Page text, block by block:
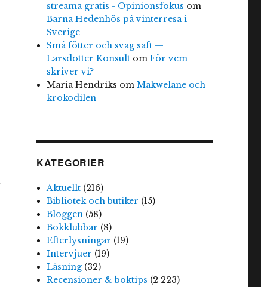
streama gratis - Opinionsfokus om
Barna Hedenhös på vinterresa i
Sverige
Små fötter och svag saft —
Larsdotter Konsult omFör vem
skriver vi?
Maria Hendriks omMakwelane och
krokodilen
KATEGORIER
Aktuellt (216)
Bibliotek och butiker (15)
Bloggen (58)
Bokklubbar (8)
Efterlysningar (19)
Intervjuer (19)
Läsning (32)
Recensioner & boktips (2 223)